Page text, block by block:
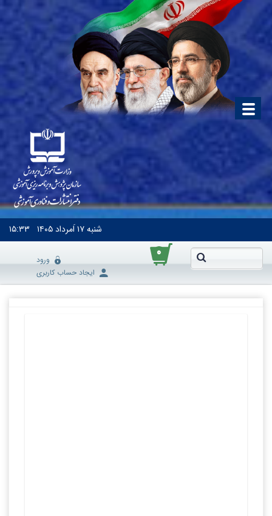
شنبه۱۷ اَمرداد ۱۴۰۵ ۱۵:۳۳
۰
ورود
ایجاد حساب کاربری